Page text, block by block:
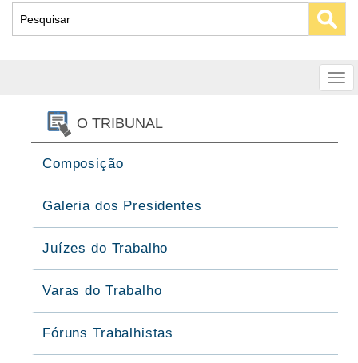
O TRIBUNAL
Composição
Galeria dos Presidentes
Juízes do Trabalho
Varas do Trabalho
Fóruns Trabalhistas